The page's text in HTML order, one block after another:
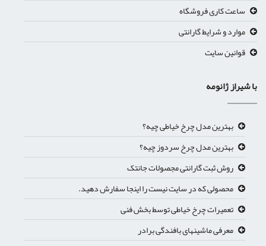
ساعت کاری فروشگاه
موارد و شرایط گارانتی
قوانین سایت
با شیراز ژانومه
بهترین مدل چرخ خیاطی چیه؟
بهترین مدل چرخ سردوز چیه؟
روش ثبت گارانتی مجصولات جانتک
محصولی که در سایت نیست را اینجا سفارش دهید.
تعمیرات چرخ خیاطی توسط بخش فنی
معرفی ماشینهای بافندگی برادر